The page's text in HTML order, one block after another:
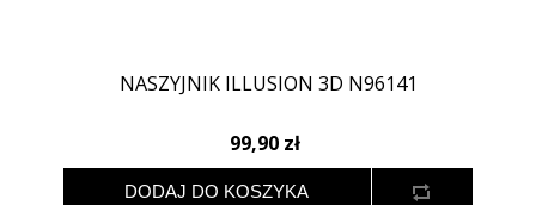
NASZYJNIK ILLUSION 3D N96141
99,90 zł